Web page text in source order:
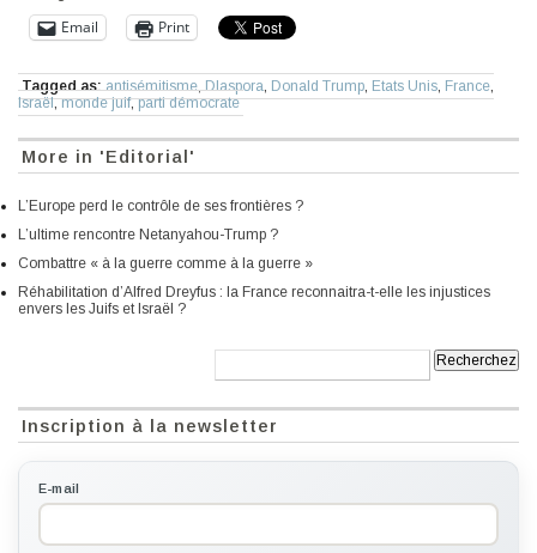
Email Print
Tagged as: antisémitisme DIaspora Donald Trump Etats Unis France
Israël,monde juif,parti démocrate
More in 'Editorial'
L’Europe perd le contrôle de ses frontières ?
L’ultime rencontre Netanyahou-Trump ?
Combattre « à la guerre comme à la guerre »
Réhabilitation d’Alfred Dreyfus : la France reconnaitra-t-elle les injustices
envers les Juifs et Israël ?
Recherche:
Inscription à la newsletter
E-mail